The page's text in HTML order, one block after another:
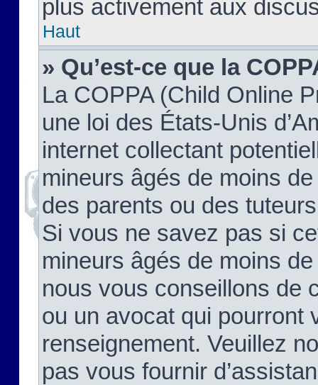
plus activement aux
Haut
» Qu’est-ce que la
La COPPA (Child Online
une loi des États-Unis
internet collectant
mineurs âgés de moins
des parents ou des
Si vous ne savez pas si
mineurs âgés de moins
nous vous conseillons de
ou un avocat qui pourront
renseignement. Veuillez
pas vous fournir